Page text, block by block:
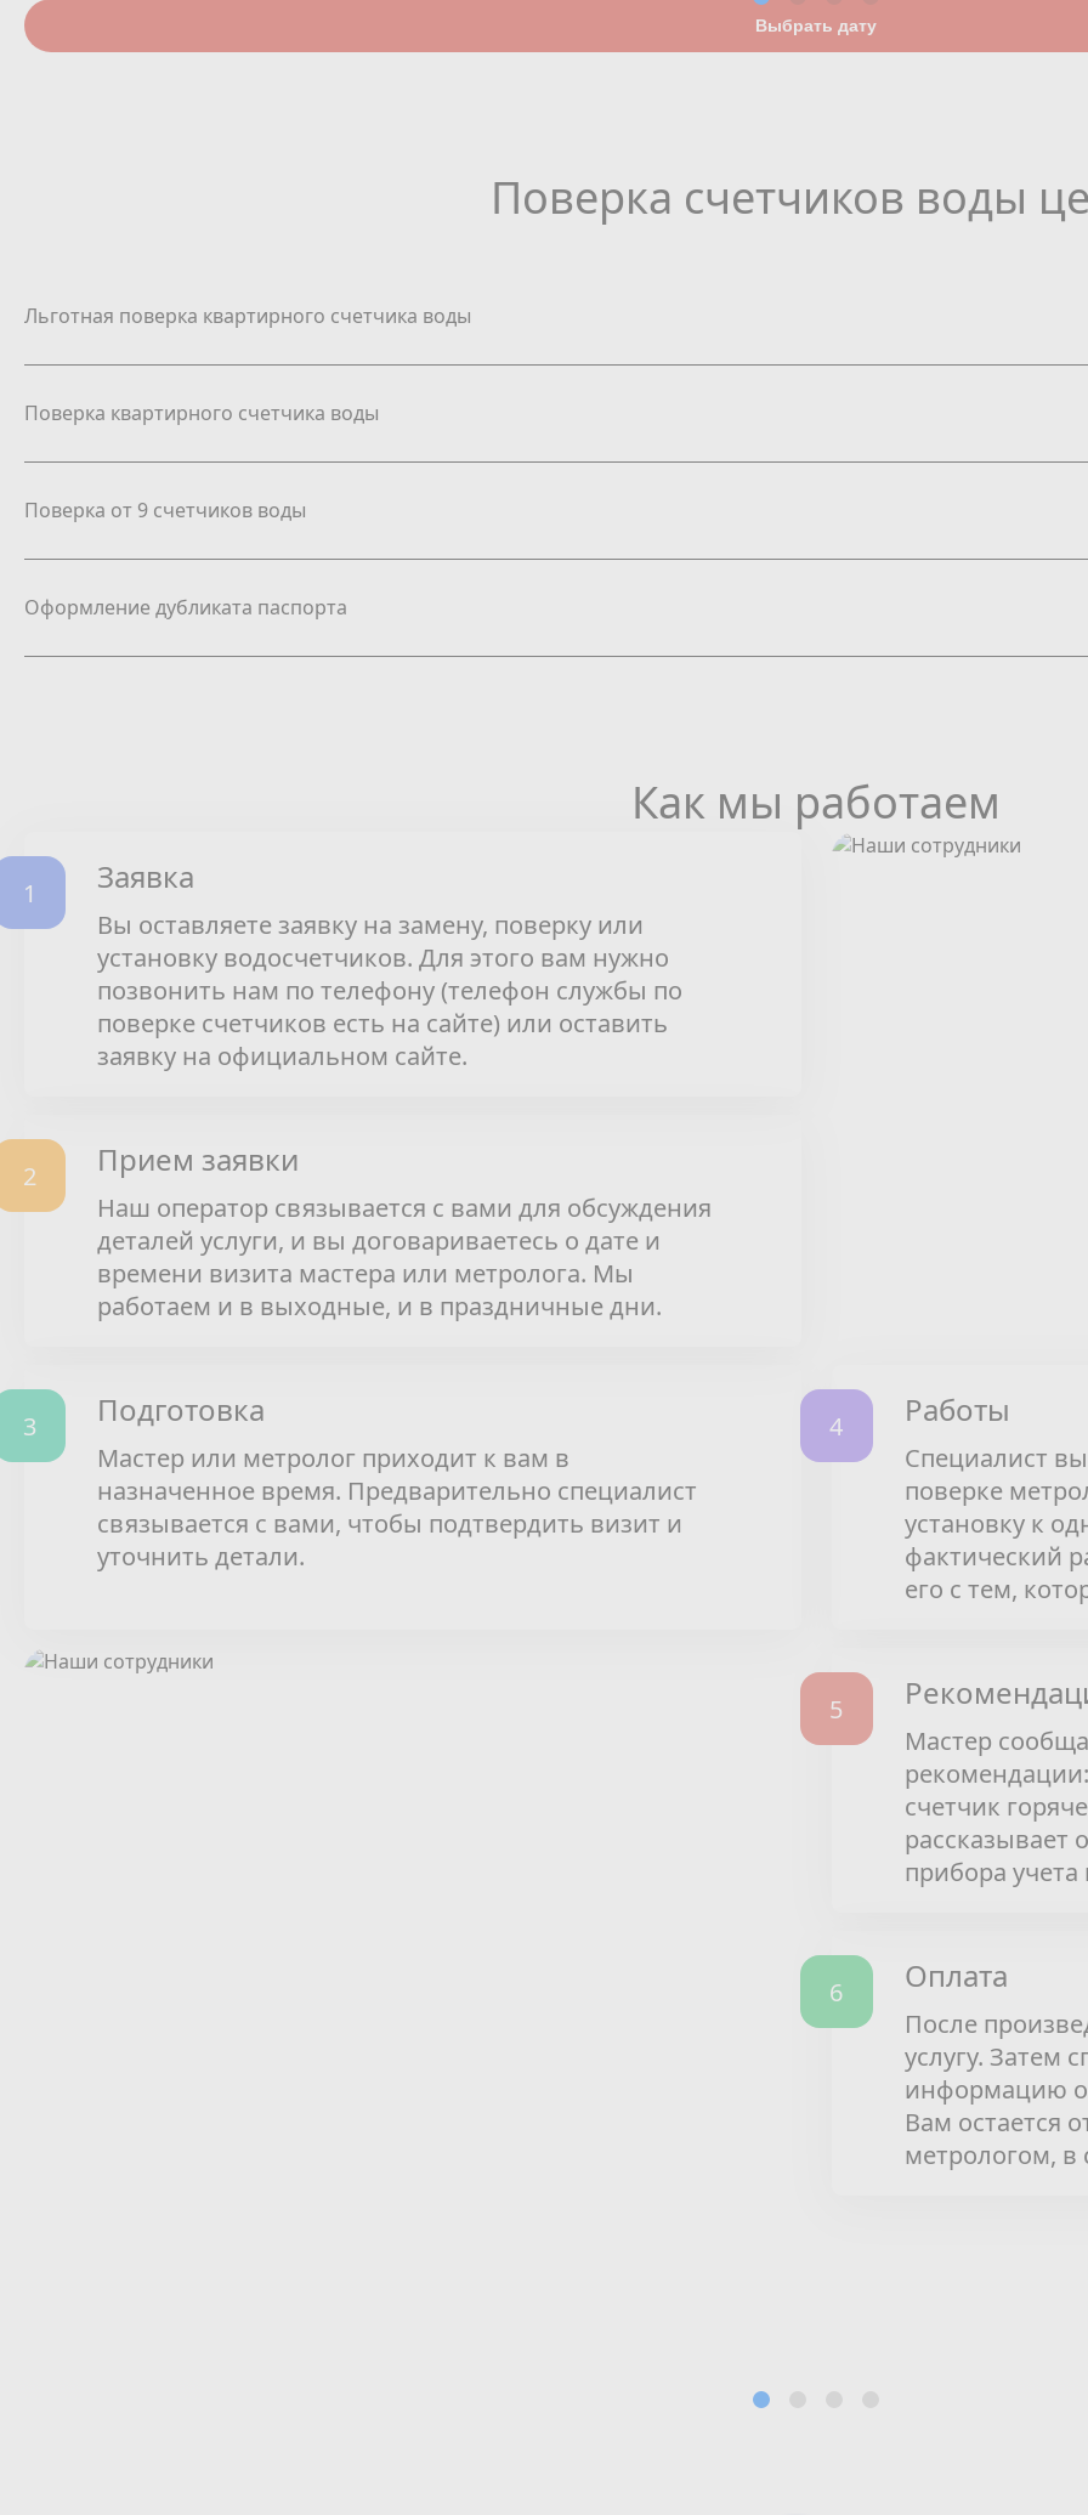
Выбрать дату
Поверка счетчиков воды
Льготная поверка квартирного счетчика воды
Поверка квартирного счетчика воды
Поверка от 9 счетчиков воды
Оформление дубликата паспорта
Как мы работаем
Заявка
Вы оставляете заявку на замену, поверку или
установку водосчетчиков. Для этого вам нужно
позвонить нам по телефону (телефон службы по
поверке счетчиков есть на сайте) или оставить
заявку на официальном сайте.
Прием заявки
Наш оператор связывается с вами для обсуждения
деталей услуги, и вы договариваетесь о дате и
времени визита мастера или метролога. Мы
работаем и в выходные, и в праздничные дни.
Подготовка
Мастер или метролог приходит к вам в
назначенное время. Предварительно специалист
связывается с вами, чтобы подтвердить визит и
уточнить детали.
Работы
Специалист
поверке
установку к
фактический
его с тем,
Мастер
счетчик
рассказывает
прибора учета
Оплата
После
услугу. Затем
информацию о
Вам остается
метрологом,